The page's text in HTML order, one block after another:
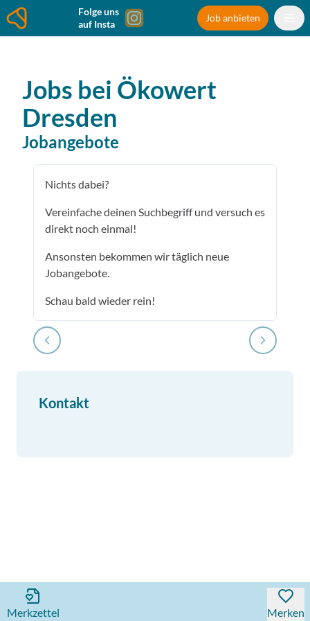
Folge uns
auf Insta
Job anbieten
Jobs bei Ökowert
Dresden
Jobangebote
Nichts dabei?
Vereinfache deinen Suchbegriff und versuch es
direkt noch einmal!
Ansonsten bekommen wir täglich neue
Jobangebote.
Schau bald wieder rein!
Kontakt
Merkzettel Merken